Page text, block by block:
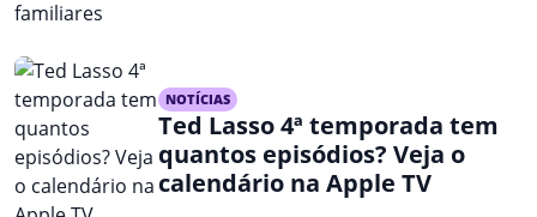
NOTÍCIAS
Ted Lasso 4ª temporada tem
quantos episódios? Veja o
calendário na Apple TV